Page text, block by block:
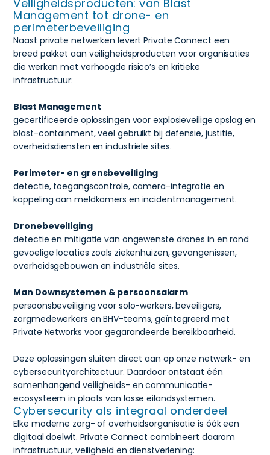
Veiligheidsproducten: van Blast
Management tot drone- en
perimeterbeveiliging
Naast private netwerken levert Private Connect een
breed pakket aan veiligheidsproducten voor organisaties
die werken met verhoogde risico’s en kritieke
infrastructuur:
Blast Management
gecertificeerde oplossingen voor explosieveilige opslag en
blast-containment, veel gebruikt bij defensie, justitie,
overheidsdiensten en industriële sites.
Perimeter- en grensbeveiliging
detectie, toegangscontrole, camera-integratie en
koppeling aan meldkamers en incidentmanagement.
Dronebeveiliging
detectie en mitigatie van ongewenste drones in en rond
gevoelige locaties zoals ziekenhuizen, gevangenissen,
overheidsgebouwen en industriële sites.
Man Downsystemen & persoonsalarm
persoonsbeveiliging voor solo-werkers, beveiligers,
zorgmedewerkers en BHV-teams, geïntegreerd met
Private Networks voor gegarandeerde bereikbaarheid.
Deze oplossingen sluiten direct aan op onze netwerk- en
cybersecurityarchitectuur. Daardoor ontstaat één
samenhangend veiligheids- en communicatie-
ecosysteem in plaats van losse eilandsystemen.
Cybersecurity als integraal onderdeel
Elke moderne zorg- of overheidsorganisatie is óók een
digitaal doelwit. Private Connect combineert daarom
infrastructuur, veiligheid en dienstverlening: